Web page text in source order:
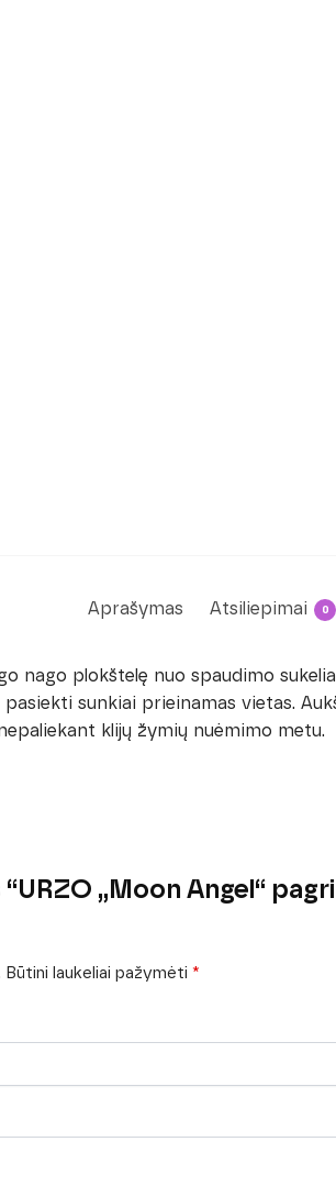
Aprašymas Atsiliepimai 0
nago plokštelę nuo spaudimo
sunkiai prieinamas vietas.
klijų žymių nuėmimo metu.
„Moon Angel“
Būtini laukeliai pažymėti *